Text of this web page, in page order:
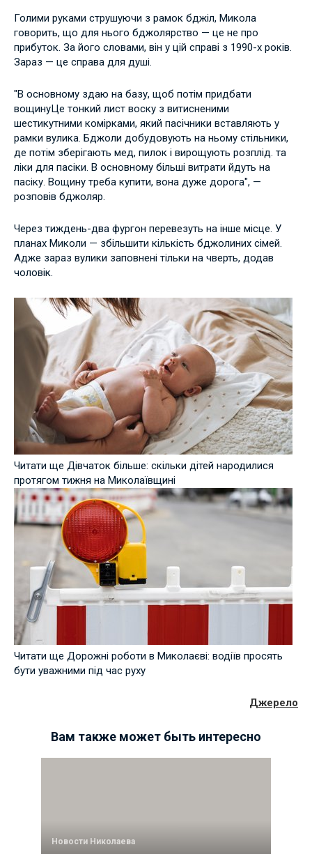
Голими руками струшуючи з рамок бджіл, Микола
говорить, що для нього бджолярство — це не про
прибуток. За його словами, він у цій справі з 1990-х років.
Зараз — це справа для душі.
"В основному здаю на базу, щоб потім придбати
вощинуЦе тонкий лист воску з витисненими
шестикутними комірками, який пасічники вставляють у
рамки вулика. Бджоли добудовують на ньому стільники,
де потім зберігають мед, пилок і вирощують розплід. та
ліки для пасіки. В основному більші витрати йдуть на
пасіку. Вощину треба купити, вона дуже дорога", —
розповів бджоляр.
Через тиждень-два фургон перевезуть на інше місце. У
планах Миколи — збільшити кількість бджолиних сімей.
Адже зараз вулики заповнені тільки на чверть, додав
чоловік.
Читати ще Дівчаток більше: скільки дітей народилися
протягом тижня на Миколаївщині
Читати ще Дорожні роботи в Миколаєві: водіїв просять
бути уважними під час руху
Джерело
Вам также может быть интересно
Новости Николаева